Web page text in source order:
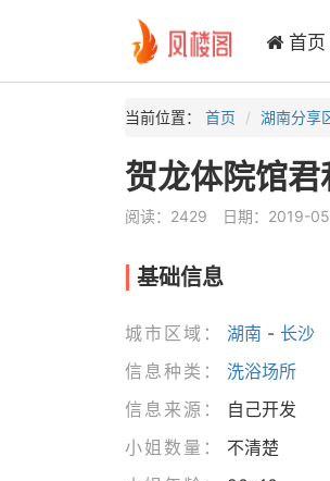
首页
当前位置： 首页 湖南分享
贺龙体院馆君
阅读：2429 日期：2019-
基础信息
城市区域： 湖南 - 长沙
信息种类：
洗浴场所
信息来源：
自己开发
小姐数量：
不清楚